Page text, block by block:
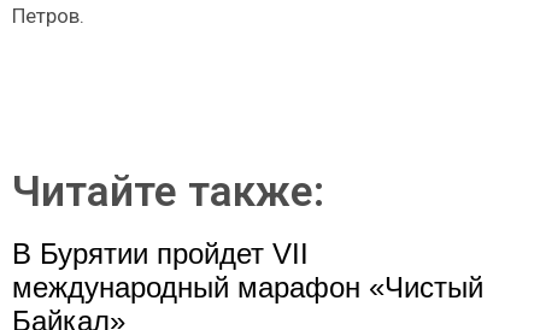
Петров.
Читайте также:
В Бурятии пройдет VII
международный марафон «Чистый
Байкал»